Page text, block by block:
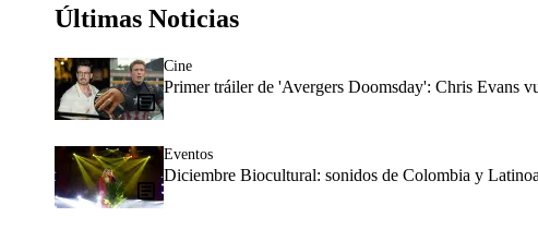
Últimas Noticias
Cine
Primer tráiler de 'Avergers Doomsday': Chris Evans
Eventos
Diciembre Biocultural: sonidos de Colombia y